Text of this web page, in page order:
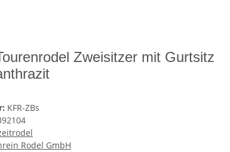
Zweisitzer mit Gurtsitz
KFR-ZBs
Rodel GmbH